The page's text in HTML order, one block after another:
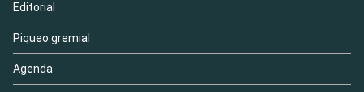
Editorial
Piqueo gremial
Agenda